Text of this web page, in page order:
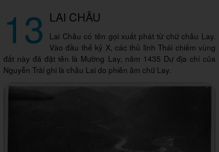
13 LAI CHÂU
Lai Châu có tên gọi xuất phát từ chữ châu Lay.
Vào đầu thế kỷ X, các thủ lĩnh Thái chiếm vùng
đất này đã đặt tên là Mường Lay, năm 1435 Dư địa chí của
Nguyễn Trãi ghi là châu Lai do phiên âm chữ Lay.